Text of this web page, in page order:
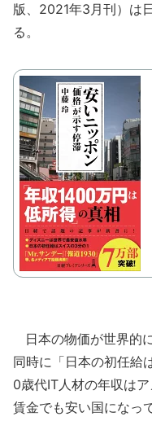
版、2021年3月刊）は
る。
日本の物価が世界的
同時に「日本の初任給
0歳代IT人材の年収は
賃金でも安い国になっ